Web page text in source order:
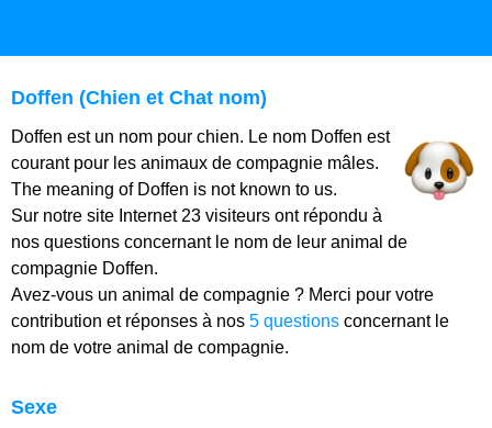
Doffen (Chien et Chat nom)
Doffen est un nom pour chien. Le nom Doffen est
courant pour les animaux de compagnie mâles.
The meaning of Doffen is not known to us.
Sur notre site Internet 23 visiteurs ont répondu à
nos questions concernant le nom de leur animal de
compagnie Doffen.
Avez-vous un animal de compagnie ? Merci pour votre
contribution et réponses à nos 5 questions concernant le
nom de votre animal de compagnie.
Sexe